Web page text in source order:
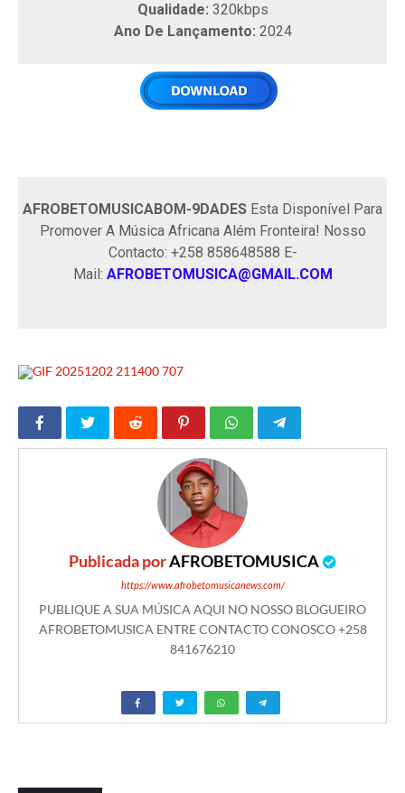
Qualidade: 320kbps
Ano De Lançamento: 2024
AFROBETOMUSICABOM-9DADES Esta Disponível Para
Promover A Música Africana Além Fronteira! Nosso
Contacto: +258 858648588 E-
Mail: AFROBETOMUSICA@GMAIL.COM
Publicada porAFROBETOMUSICA
https://www.afrobetomusicanews.com/
PUBLIQUE A SUA MÚSICA AQUI NO NOSSO BLOGUEIRO
AFROBETOMUSICA ENTRE CONTACTO CONOSCO +258
841676210